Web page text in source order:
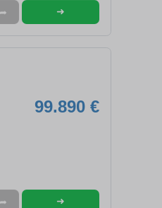
➦ ➜
99.890 €
➦ ➜